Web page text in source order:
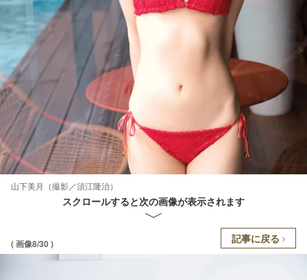
山下美月（撮影／須江隆治）
スクロールすると次の画像が表示されます
( 画像8/30 ) 記事に戻る